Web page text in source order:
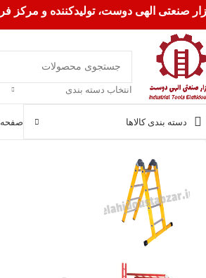
صنعتی الهی دوست، تولیدکننده و مرکز
انتخاب دسته بندی
دسته بندی کالاها